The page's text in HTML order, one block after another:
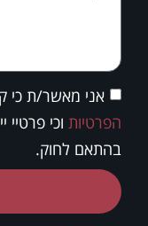
אני מאשר/ת כי
הפרטיות וכי
בהתאם לחוק.